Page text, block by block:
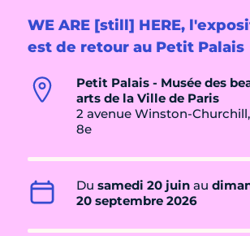
WE ARE [still] HERE,
est de retour au Petit Palais
Petit Palais - Musée des
arts de la Ville de Paris
2 avenue Winston-
8e
Du samedi 20 juin au
20 septembre 2026